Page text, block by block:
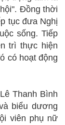
Đồng thời
tục đưa Nghị
sống. Tiếp
trì thực hiện
có hoạt động
Thanh Bình
biểu dương
viên phụ nữ